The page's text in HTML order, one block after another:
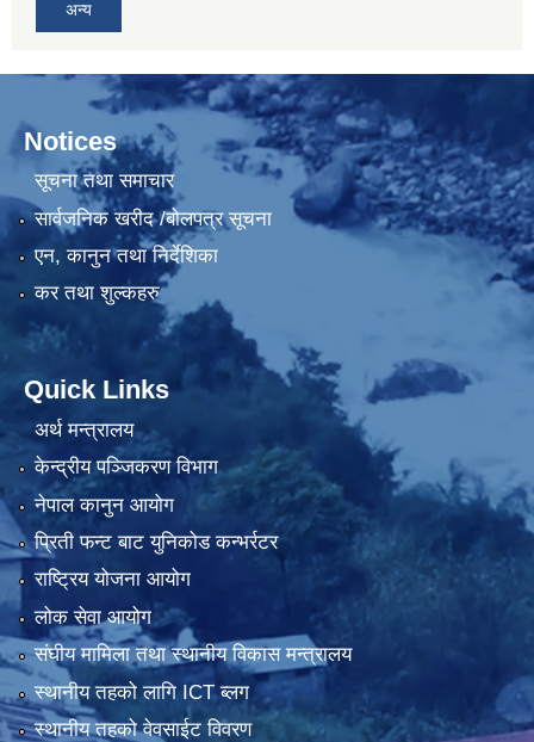
अन्य
Notices
सूचना तथा समाचार
सार्वजनिक खरीद /बोलपत्र सूचना
एन, कानुन तथा निर्देशिका
कर तथा शुल्कहरु
Quick Links
अर्थ मन्त्रालय
केन्द्रीय पञ्जिकरण विभाग
नेपाल कानुन आयोग
प्रिती फन्ट बाट युनिकोड कन्भर्रटर
राष्ट्रिय योजना आयोग
लोक सेवा आयोग
संघीय मामिला तथा स्थानीय विकास मन्त्रालय
स्थानीय तहको लागि ICT ब्लग
स्थानीय तहको वेवसाईट विवरण